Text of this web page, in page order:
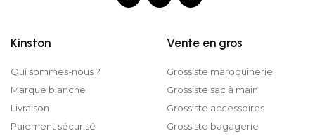
Kinston
Qui sommes-nous ?
Marque blanche
Livraison
Paiement sécurisé
Vente en gros
Grossiste maroquinerie
Grossiste sac à main
Grossiste accessoires
Grossiste bagagerie